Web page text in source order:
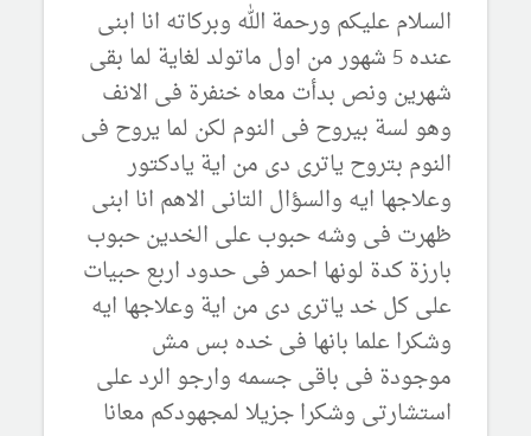
السلام عليكم ورحمة الله وبركاته انا ابنى
عنده 5 شهور من اول ماتولد لغاية لما بقى
شهرين ونص بدأت معاه خنفرة فى الانف
وهو لسة بيروح فى النوم لكن لما يروح فى
النوم بتروح ياترى دى من اية يادكتور
وعلاجها ايه والسؤال التانى الاهم انا ابنى
ظهرت فى وشه حبوب على الخدين حبوب
بارزة كدة لونها احمر فى حدود اربع حبيات
على كل خد ياترى دى من اية وعلاجها ايه
وشكرا علما بانها فى خده بس مش
موجودة فى باقى جسمه وارجو الرد على
استشارتى وشكرا جزيلا لمجهودكم معانا